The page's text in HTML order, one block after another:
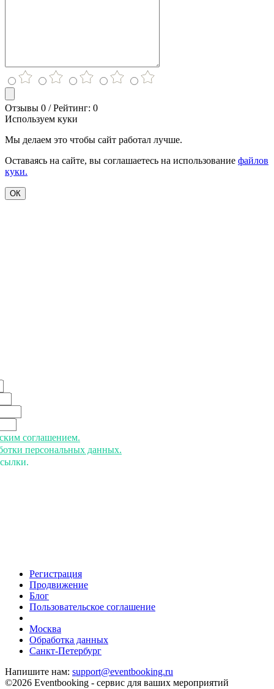
Отзывы 0 / Рейтинг: 0
Используем куки
Мы делаем это чтобы сайт работал лучше.
Оставаясь на сайте, вы соглашаетесь на использование файлов
куки.
ОК
соглашением.
персональных данных.
Регистрация
Продвижение
Блог
Пользовательское соглашение
Москва
Обработка данных
Санкт-Петербург
Напишите нам: support@eventbooking.ru
©2026 Eventbooking - сервис для ваших мероприятий